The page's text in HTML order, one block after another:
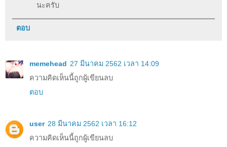
นะครับ
ตอบ
memehead 27 มีนาคม 2562 เวลา 14:09
ความคิดเห็นนี้ถูกผู้เขียนลบ
ตอบ
user 28 มีนาคม 2562 เวลา 16:12
ความคิดเห็นนี้ถูกผู้เขียนลบ